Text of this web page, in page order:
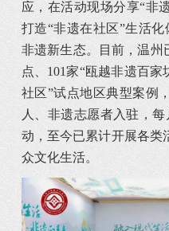
应，在活动现场分享“非
打造“非遗在社区”生活
非遗新生态。目前，温州
点、101家“瓯越非遗百
社区”试点地区典型案例
人、非遗志愿者入驻，
动，至今已累计开展各类
众文化生活。